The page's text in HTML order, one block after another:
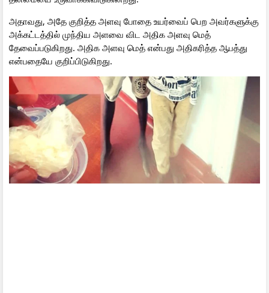
அதாவது, அதே குறித்த அளவு போதை உயர்வைப் பெற அவர்களுக்கு
அக்கட்டத்தில் முந்திய அளவை விட அதிக அளவு மெத்
தேவைப்படுகிறது. அதிக அளவு மெத் என்பது அதிகரித்த ஆபத்து
என்பதையே குறிப்பிடுகிறது.